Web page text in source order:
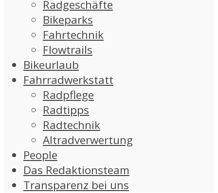
Radgeschäfte
Bikeparks
Fahrtechnik
Flowtrails
Bikeurlaub
Fahrradwerkstatt
Radpflege
Radtipps
Radtechnik
Altradverwertung
People
Das Redaktionsteam
Transparenz bei uns